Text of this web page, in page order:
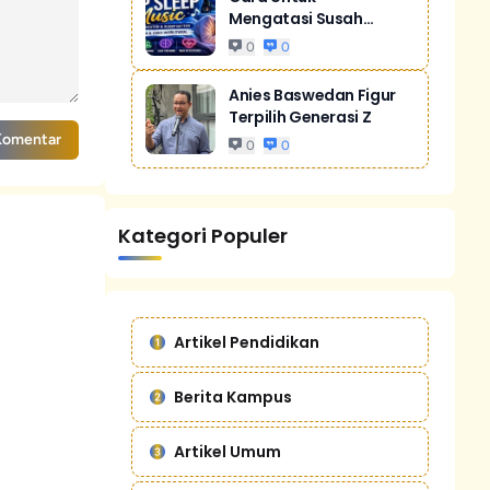
Mengatasi Susah
Tidur Akibat Stres
0 0
Anies Baswedan Figur
Terpilih Generasi Z
0 0
Kategori Populer
Artikel Pendidikan
Berita Kampus
Artikel Umum